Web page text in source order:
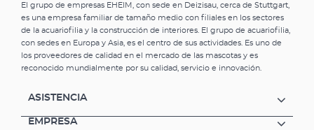
El grupo de empresas EHEIM, con sede en Deizisau, cerca de Stuttgart,
es una empresa familiar de tamaño medio con filiales en los sectores
de la acuariofilia y la construcción de interiores. El grupo de acuariofilia,
con sedes en Europa y Asia, es el centro de sus actividades. Es uno de
los proveedores de calidad en el mercado de las mascotas y es
reconocido mundialmente por su calidad, servicio e innovación.
ASISTENCIA
EMPRESA